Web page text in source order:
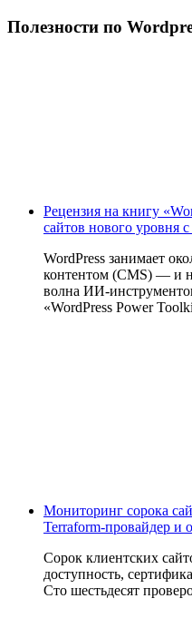
Полезности по
Рецензия на книгу
сайтов нового уровня
WordPress занимает
контентом (CMS) — и
волна
«WordPress Power
Мониторинг сорока
Terraform-провайдер и
Сорок клиентских
доступность,
Сто шестьдесят